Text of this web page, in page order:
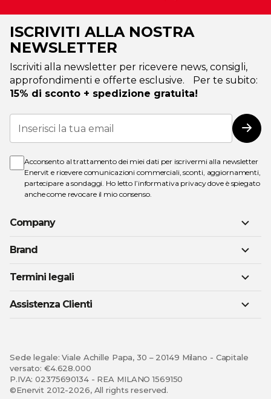
ISCRIVITI ALLA NOSTRA
NEWSLETTER
Iscriviti alla newsletter per ricevere news, consigli,
approfondimenti e offerte esclusive. Per te subito:
15% di sconto + spedizione gratuita!
Iscriviti
alla
nostra
Acconsento al trattamento dei miei dati per iscrivermi alla newsletter
Enervit e ricevere comunicazioni commerciali, sconti, aggiornamenti,
partecipare a sondaggi. Ho letto l’informativa privacydove è spiegato
anche come revocare il mio consenso.
Company
Brand
Termini legali
Assistenza Clienti
Sede legale: Viale Achille Papa, 30 – 20149 Milano - Capitale
versato: €4.628.000
P.IVA: 02375690134 - REA MILANO 1569150
©Enervit 2012-2026, All rights reserved.